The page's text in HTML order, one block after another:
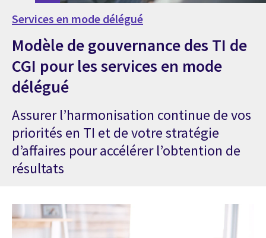
Services en mode délégué
Modèle de gouvernance des TI de
CGI pour les services en mode
délégué
Assurer l’harmonisation continue de vos
priorités en TI et de votre stratégie
d’affaires pour accélérer l’obtention de
résultats